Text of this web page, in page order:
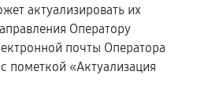
актуализировать их
Оператору
почты Оператора
пометкой «Актуализация